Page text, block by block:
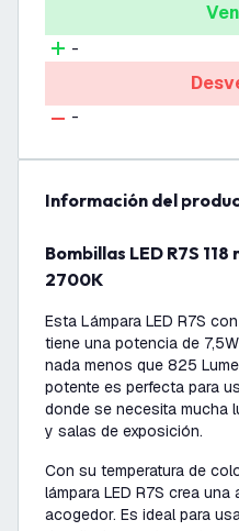
-
-
información del
Bombillas LED R7S 118 mm - 7,5W - 825 Lumen -
2700K
Esta Lámpara LED R7S
tiene una potencia de
nada menos que 825
potente es perfecta para
donde se necesita mucha
y salas de exposición.
Con su temperatura de
lámpara LED R7S crea una
acogedor. Es ideal para